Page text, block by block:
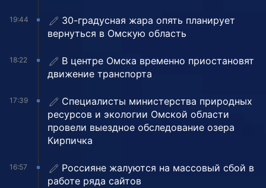
19:44
30-градусная жара опять планирует
вернуться в Омскую область
18:22
В центре Омска временно приостановят
движение транспорта
17:39
Специалисты министерства природных
ресурсов и экологии Омской области
провели выездное обследование озера
Кирпичка
16:57
Россияне жалуются на массовый сбой в
работе ряда сайтов